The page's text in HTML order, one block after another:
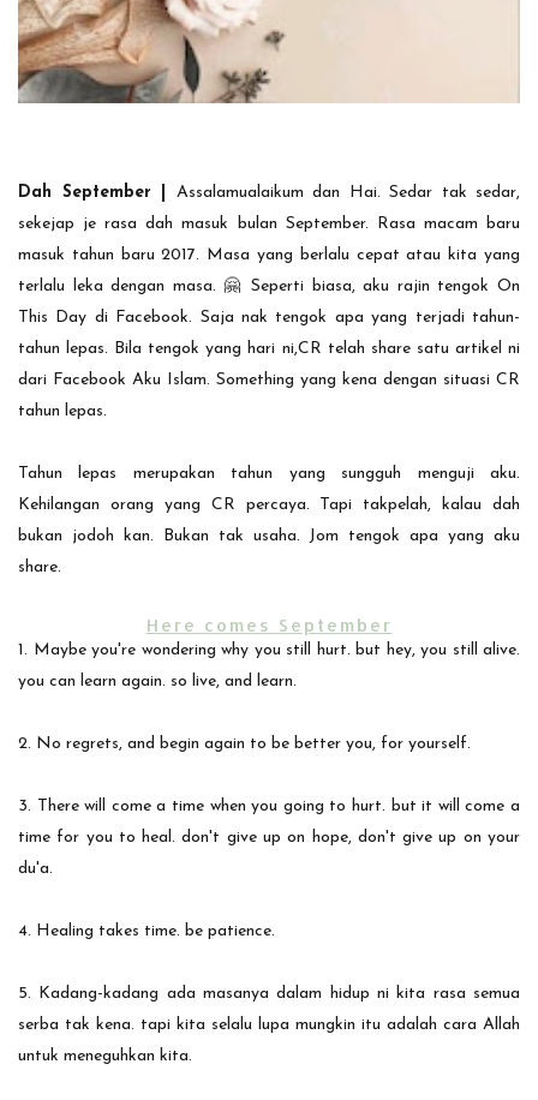
Dah September | Assalamualaikum dan Hai. Sedar tak sedar,
sekejap je rasa dah masuk bulan September. Rasa macam baru
masuk tahun baru 2017. Masa yang berlalu cepat atau kita yang
terlalu leka dengan masa. 🤗 Seperti biasa, aku rajin tengok On
This Day di Facebook. Saja nak tengok apa yang terjadi tahun-
tahun lepas. Bila tengok yang hari ni,CR telah share satu artikel ni
dari Facebook Aku Islam. Something yang kena dengan situasi CR
tahun lepas.
Tahun lepas merupakan tahun yang sungguh menguji aku.
Kehilangan orang yang CR percaya. Tapi takpelah, kalau dah
bukan jodoh kan. Bukan tak usaha. Jom tengok apa yang aku
share.
Here comes September
1. Maybe you're wondering why you still hurt. but hey, you still alive.
you can learn again. so live, and learn.
2. No regrets, and begin again to be better you, for yourself.
3. There will come a time when you going to hurt. but it will come a
time for you to heal. don't give up on hope, don't give up on your
du'a.
4. Healing takes time. be patience.
5. Kadang-kadang ada masanya dalam hidup ni kita rasa semua
serba tak kena. tapi kita selalu lupa mungkin itu adalah cara Allah
untuk meneguhkan kita.